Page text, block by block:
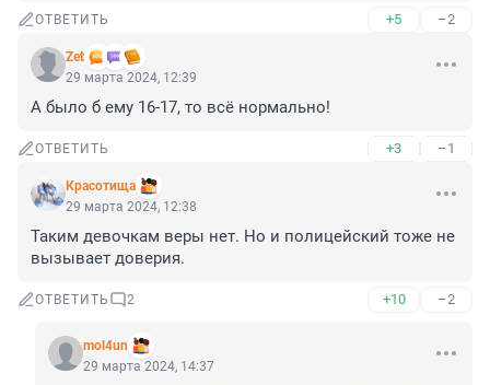
ОТВЕТИТЬ +5 –2
Zet
29 марта 2024, 12:39
А было б ему 16-17, то всё нормально!
ОТВЕТИТЬ +3 –1
Красотища
29 марта 2024, 12:38
Таким девочкам веры нет. Но и полицейский тоже не
вызывает доверия.
ОТВЕТИТЬ 2 +10 –2
mol4un
29 марта 2024, 14:37